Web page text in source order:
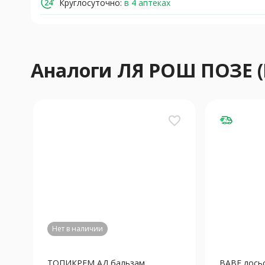
Круглосуточно: в 4 аптеках
Аналоги ЛЯ РОШ ПОЗЕ
favorite_border
Нет в наличии